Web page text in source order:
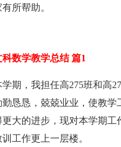
所帮助。
学教学总结 篇1
，我担任高275班和高
勤恳恳，兢兢业业，使教
更大的进步，现对本学期
工作更上一层楼。